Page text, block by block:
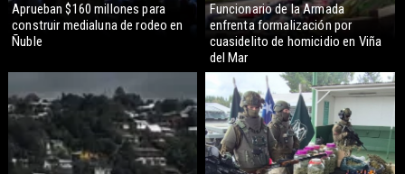
Aprueban $160 millones para
construir medialuna de rodeo en
Ñuble
Funcionario de la Armada
enfrenta formalización por
cuasidelito de homicidio en Viña
del Mar